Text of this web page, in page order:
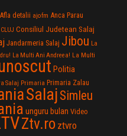
Afla detalii ajofm Anca Parau
CLUJ Consiliul Judetean Salaj
Jandarmeria Salaj Jibou La
La Multi Ani Andreea! La Multi
Politia
Salaj Primaria Primaria Zalau
Salaj Simleu
unguru bulan Video
Ztv.ro ztvro